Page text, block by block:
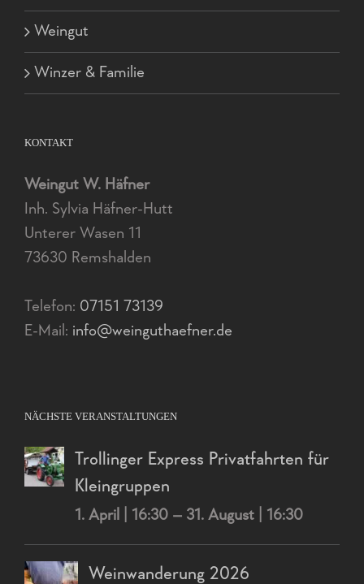
Weingut
Winzer & Familie
KONTAKT
Weingut W. Häfner
Inh. Sylvia Häfner-Hutt
Unterer Wasen 11
73630 Remshalden
Telefon: 07151 73139
E-Mail: info@weinguthaefner.de
NÄCHSTE VERANSTALTUNGEN
Trollinger Express Privatfahrten für
Kleingruppen
1. April | 16:30 – 31. August | 16:30
Weinwanderung 2026